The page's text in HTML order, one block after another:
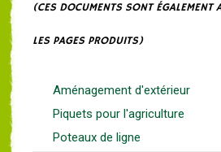
(CES DOCUMENTS SONT ÉGALEMENT
LES PAGES PRODUITS)
Aménagement d'extérieur
Piquets pour l'agriculture
Poteaux de ligne